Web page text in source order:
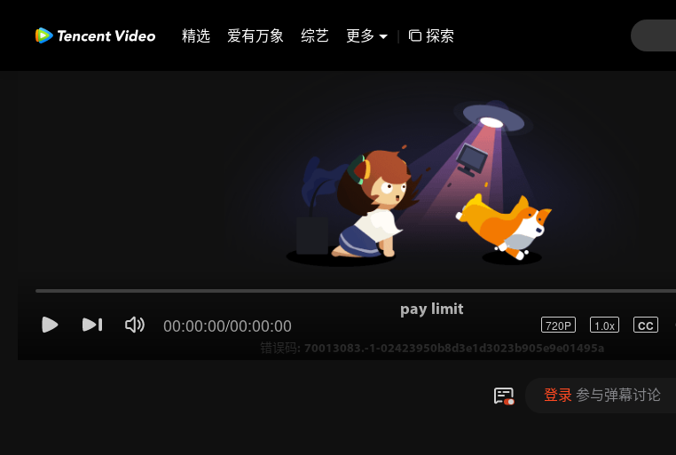
精选 爱有万象 综艺 更多 | 探索
pay limit
错误码: 70013083.-1-02423950b8d3e1d3023b905e9e01495a
00:00:00/00:00:00 720P 1.0x CC
登录 参与弹幕讨论